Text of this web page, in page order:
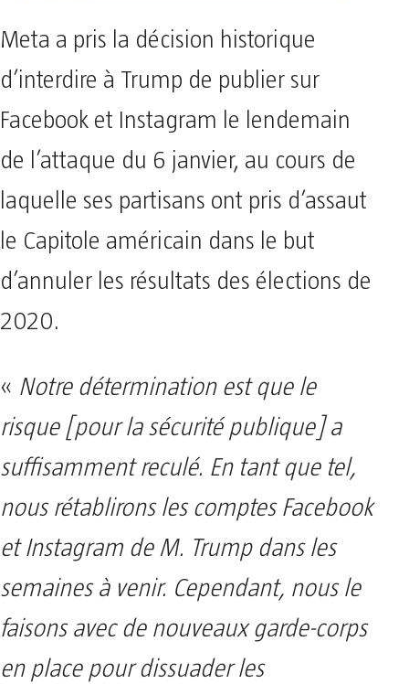
Meta a pris la décision historique
d’interdire à Trump de publier sur
Facebook et Instagram le lendemain
de l’attaque du 6 janvier, au cours de
laquelle ses partisans ont pris d’assaut
le Capitole américain dans le but
d’annuler les résultats des élections de
2020.
« Notre détermination est que le
risque [pour la sécurité publique] a
suffisamment reculé. En tant que tel,
nous rétablirons les comptes Facebook
et Instagram de M. Trump dans les
semaines à venir. Cependant, nous le
faisons avec de nouveaux garde-corps
en place pour dissuader les